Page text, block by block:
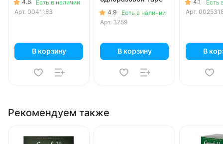
4.6
Есть в наличии
Арт. 0041183
В корзину
4.9
Есть в наличии
Арт. 3759
В корзину
4.1
Есть
Арт.
В
Рекомендуем также